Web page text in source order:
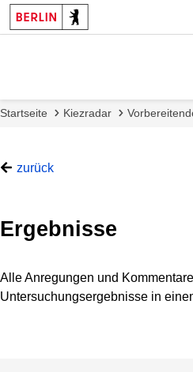
Startseite Kiezradar
zurück
Ergebnisse
Alle Anregungen und
Untersuchungsergebnisse in